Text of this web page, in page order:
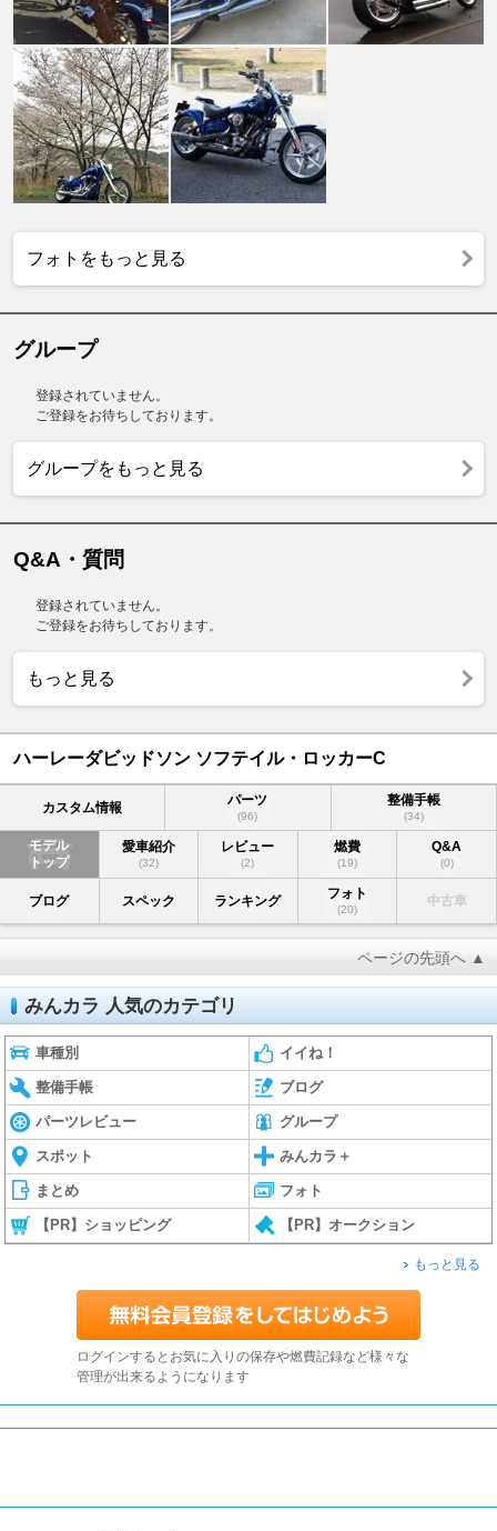
フォトをもっと見る
グループ
登録されていません。
ご登録をお待ちしております。
グループをもっと見る
Q&A・質問
登録されていません。
ご登録をお待ちしております。
もっと見る
ハーレーダビッドソン ソフテイル・ロッカーC
カスタム情報 パーツ
(96)
整備手帳
(34)
モデル
トップ
愛車紹介
(32)
レビュー
(2)
燃費
(19)
Q&A
(0)
ブログ スペック ランキング フォト
(20)
中古車
ページの先頭へ ▲
みんカラ 人気のカテゴリ
車種別 イイね！
整備手帳 ブログ
パーツレビュー グループ
スポット みんカラ＋
まとめ フォト
【PR】ショッピング 【PR】オークション
もっと見る
ログインするとお気に入りの保存や燃費記録など様々な
管理が出来るようになります